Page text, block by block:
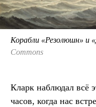
Корабли «Резолюшн» и
Commons
Кларк наблюдал всё
часов, когда нас